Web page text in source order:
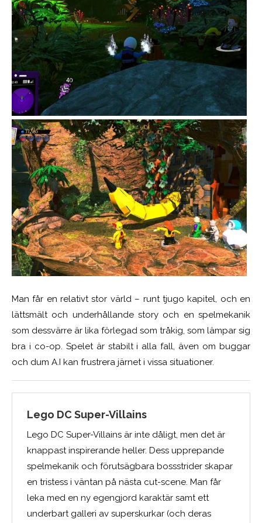
Man får en relativt stor värld – runt tjugo kapitel, och en
lättsmält och underhållande story och en spelmekanik
som dessvärre är lika förlegad som tråkig, som lämpar sig
bra i co-op. Spelet är stabilt i alla fall, även om buggar
och dum A.I kan frustrera järnet i vissa situationer.
Lego DC Super-Villains
Lego DC Super-Villains är inte dåligt, men det är
knappast inspirerande heller. Dess upprepande
spelmekanik och förutsägbara bossstrider skapar
en tristess i väntan på nästa cut-scene. Man får
leka med en ny egengjord karaktär samt ett
underbart galleri av superskurkar (och deras